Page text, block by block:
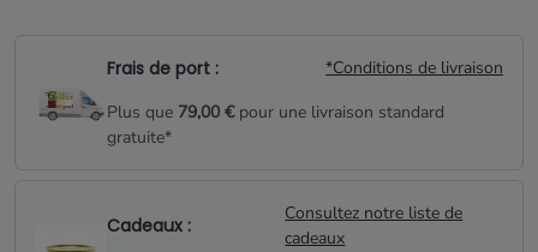
Frais de port :
*Conditions de livraison
Plus que 79,00 €pour une livraison standard
gratuite*
Cadeaux :
Consultez notre liste de
cadeaux